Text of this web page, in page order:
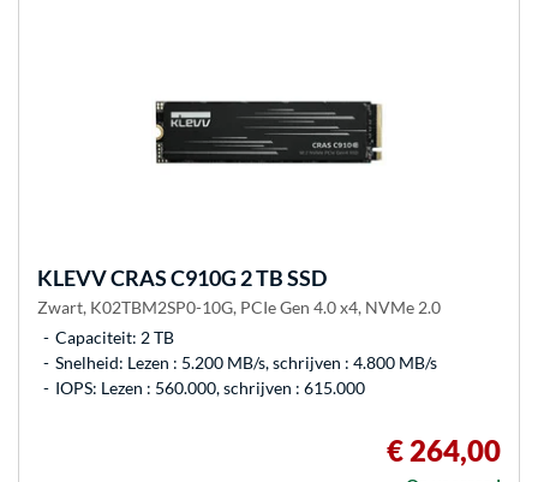
KLEVVCRAS C910G 2 TB SSD
Zwart, K02TBM2SP0-10G, PCIe Gen 4.0 x4, NVMe 2.0
Capaciteit: 2 TB
Snelheid: Lezen : 5.200 MB/s, schrijven : 4.800 MB/s
IOPS: Lezen : 560.000, schrijven : 615.000
€ 264,00